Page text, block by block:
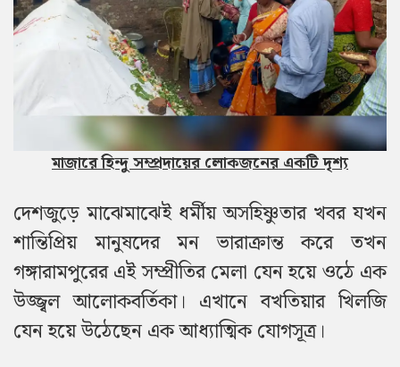
মাজারে হিন্দু সম্প্রদায়ের লোকজনের একটি দৃশ্য
দেশজুড়ে মাঝেমাঝেই ধর্মীয় অসহিষ্ণুতার খবর যখন
শান্তিপ্রিয় মানুষদের মন ভারাক্রান্ত করে তখন
গঙ্গারামপুরের এই সম্প্রীতির মেলা যেন হয়ে ওঠে এক
উজ্জ্বল আলোকবর্তিকা। এখানে বখতিয়ার খিলজি
যেন হয়ে উঠেছেন এক আধ্যাত্মিক যোগসূত্র।